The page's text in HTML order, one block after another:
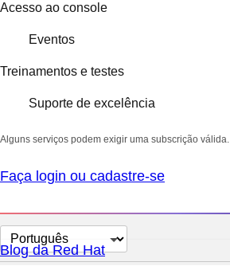
Acesso ao console
Eventos
Treinamentos e testes
Suporte de excelência
Alguns serviços podem exigir uma subscrição válida.
Faça login ou cadastre-se
Selecionar
idioma
Blog da Red Hat